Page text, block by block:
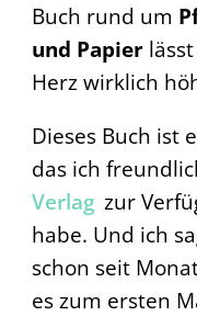
Buch rund um
und Papierlässt
Herz wirklich
Dieses Buch ist
das ich
Verlag zur
habe. Und ich
schon seit
es zum ersten